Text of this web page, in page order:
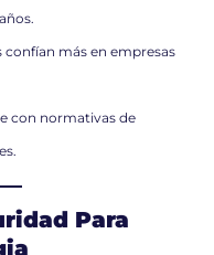
confían más en empresas
con normativas de
Para